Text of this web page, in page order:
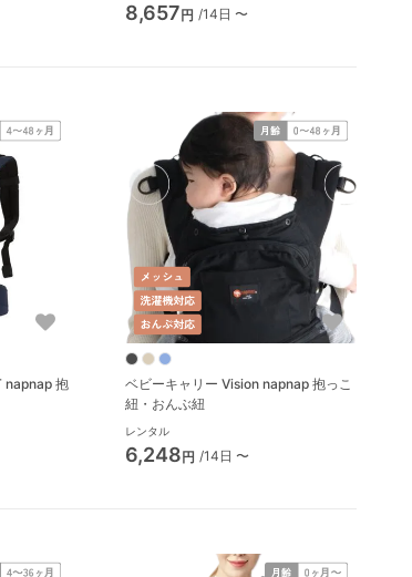
8,657円 /14日 〜
napnap 抱
ベビーキャリー Vision napnap 抱っこ
紐・おんぶ紐
レンタル
6,248円 /14日 〜